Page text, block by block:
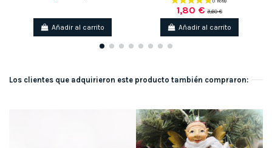
Añadir al carrito
1,80 €3,60 €
Añadir al carrito
Los clientes que adquirieron este producto también compraron: